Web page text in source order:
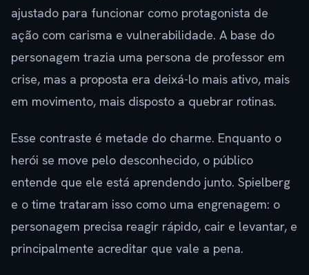
ajustado para funcionar como protagonista de
ação com carisma e vulnerabilidade. A base do
personagem trazia uma persona de professor em
crise, mas a proposta era deixá-lo mais ativo, mais
em movimento, mais disposto a quebrar rotinas.
Esse contraste é metade do charme. Enquanto o
herói se move pelo desconhecido, o público
entende que ele está aprendendo junto. Spielberg
e o time trataram isso como uma engrenagem: o
personagem precisa reagir rápido, cair e levantar, e
principalmente acreditar que vale a pena.